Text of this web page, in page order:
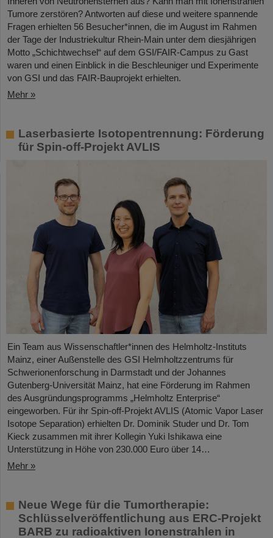
Tumore zerstören? Antworten auf diese und weitere spannende
Fragen erhielten 56 Besucher*innen, die im August im Rahmen
der Tage der Industriekultur Rhein-Main unter dem diesjährigen
Motto „Schichtwechsel“ auf dem GSI/FAIR-Campus zu Gast
waren und einen Einblick in die Beschleuniger und Experimente
von GSI und das FAIR-Bauprojekt erhielten.
Mehr »
Laserbasierte Isotopentrennung: Förderung
für Spin-off-Projekt AVLIS
Ein Team aus Wissenschaftler*innen des Helmholtz-Instituts
Mainz, einer Außenstelle des GSI Helmholtzzentrums für
Schwerionenforschung in Darmstadt und der Johannes
Gutenberg-Universität Mainz, hat eine Förderung im Rahmen
des Ausgründungsprogramms „Helmholtz Enterprise“
eingeworben. Für ihr Spin-off-Projekt AVLIS (Atomic Vapor Laser
Isotope Separation) erhielten Dr. Dominik Studer und Dr. Tom
Kieck zusammen mit ihrer Kollegin Yuki Ishikawa eine
Unterstützung in Höhe von 230.000 Euro über 14…
Mehr »
Neue Wege für die Tumortherapie:
Schlüsselveröffentlichung aus ERC-Projekt
BARB zu radioaktiven Ionenstrahlen in